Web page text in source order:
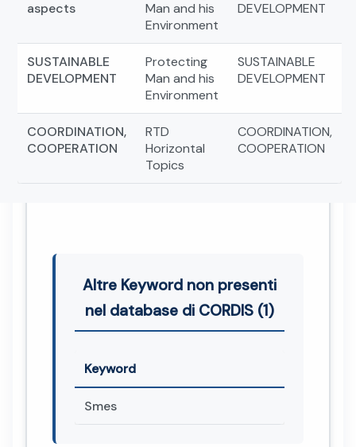
aspects
Man and his
Environment
DEVELOPMENT
SUSTAINABLE
DEVELOPMENT
Protecting
Man and his
Environment
SUSTAINABLE
DEVELOPMENT
COORDINATION,
COOPERATION
RTD
Horizontal
Topics
COORDINATION,
COOPERATION
Altre Keyword non presenti
nel database di CORDIS (1)
Keyword
Smes